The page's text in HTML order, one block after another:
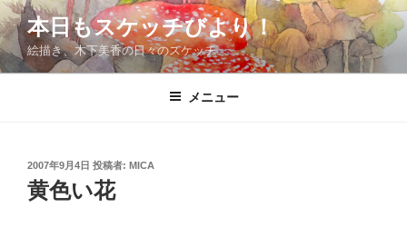
コ
ン
テ
ン
本日もスケッチびより！
絵描き、木下美香の日々のスケッチ
メニュー
投
稿
日:
2007年9月4日 投稿者: MICA
黄色い花